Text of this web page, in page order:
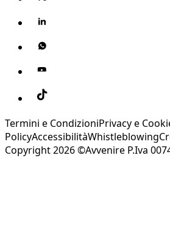
Termini e CondizioniPrivacy e
PolicyAccessibilitàWhistleblowing
Copyright 2026 ©Avvenire P.Iva